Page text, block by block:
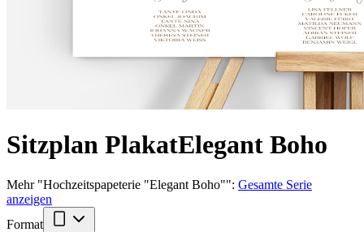
Sitzplan PlakatElegant Boho
Mehr"Hochzeitspapeterie "Elegant Boho"": Gesamte Serie
anzeigen
Format